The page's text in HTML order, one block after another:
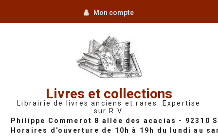
Mon compte
Livres et collections
Librairie de livres anciens et rares. Expertise
sur R.V.